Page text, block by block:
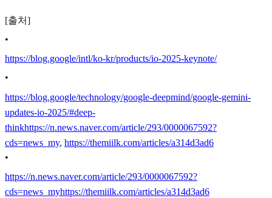
[출처]
•
https://blog.google/intl/ko-kr/products/io-2025-keynote/
•
https://blog.google/technology/google-deepmind/google-gemini-
updates-io-2025/#deep-
thinkhttps://n.news.naver.com/article/293/0000067592?
cds=news_my, https://themiilk.com/articles/a314d3ad6
•
https://n.news.naver.com/article/293/0000067592?
cds=news_myhttps://themiilk.com/articles/a314d3ad6